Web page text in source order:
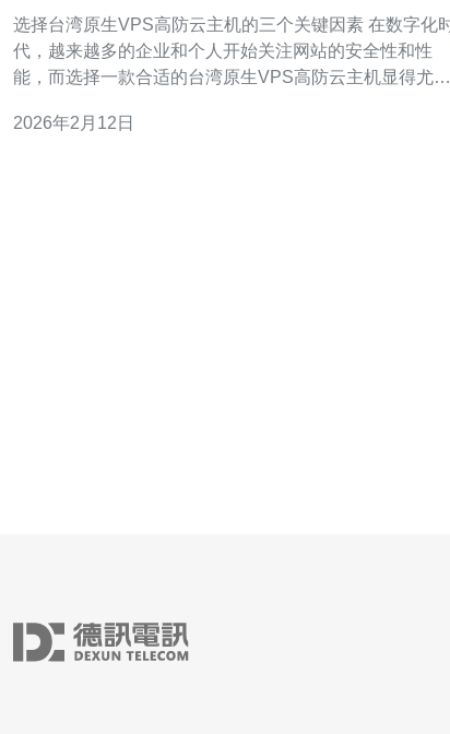
选择台湾原生VPS高防云主机的三个关键因素 在数字化时
代，越来越多的企业和个人开始关注网站的安全性和性
能，而选择一款合适的台湾原生VPS高防云主机显得尤为
做出更明智的决策。以下是选择台湾原生VPS高防云主机
2026年2月12日